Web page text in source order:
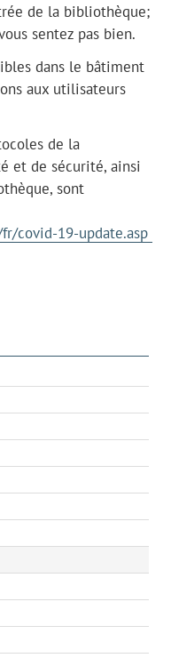
de la bibliothèque;
sentez pas bien.
dans le bâtiment
aux utilisateurs
de la
et de sécurité, ainsi
sont
covid-19-update.asp